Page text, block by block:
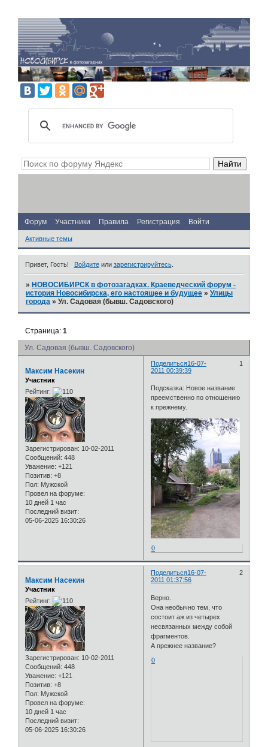
Форум Участники Правила Регистрация Войти
Активные темы
Привет, Гость! Войдитеили зарегистрируйтесь.
» НОВОСИБИРСК в фотозагадках. Краеведческий форум -
история Новосибирска, его настоящее и будущее »Улицы
города »Ул. Садовая (бывш. Садовского)
Ул. Садовая (бывш. Садовского)
Страница:1
Поделиться 1
16-07-
2011 00:39:39
Максим Насекин
Участник
Рейтинг:
Зарегистрирован: 10-02-2011
Сообщений: 448
Уважение: +121
Позитив: +8
Пол: Мужской
Провел на форуме:
10 дней 1 час
Последний визит:
05-06-2025 16:30:26
Подсказка: Новое название
преемственно по отношению
к прежнему.
0
Поделиться 2
16-07-
2011 01:37:56
Максим Насекин
Участник
Рейтинг:
Зарегистрирован: 10-02-2011
Сообщений: 448
Уважение: +121
Позитив: +8
Пол: Мужской
Провел на форуме:
10 дней 1 час
Последний визит:
05-06-2025 16:30:26
Верно.
Она необычно тем, что
состоит аж из четырех
несвязанных между собой
фрагментов.
А прежнее название?
0